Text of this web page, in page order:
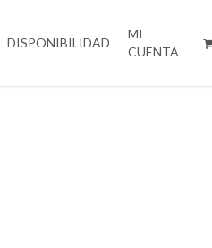
DISPONIBILIDAD
MI
CUENTA